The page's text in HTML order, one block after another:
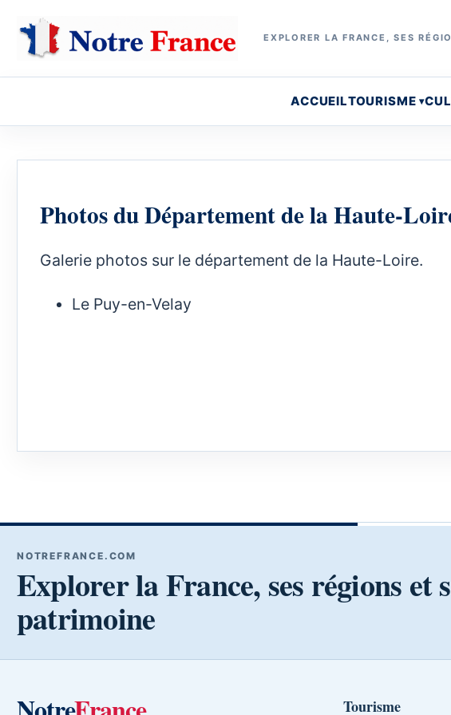
EXPLORER LA FRANCE, SES
ACCUEILTOURISME
Photos du Département de la Haute-
Galerie photos sur le département de la Haute-Loire.
Le Puy-en-Velay
NOTREFRANCE.COM
Explorer la France, ses régions et
patrimoine
Tourisme